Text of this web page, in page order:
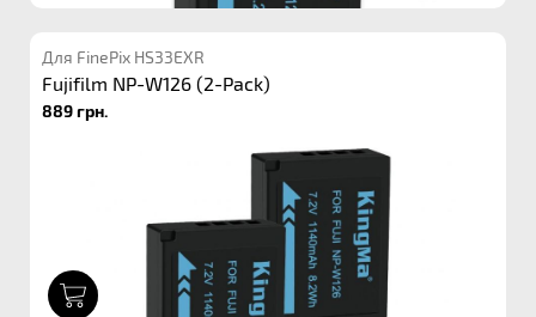
Для FinePix HS33EXR
Fujifilm NP-W126 (2-Pack)
889 грн.